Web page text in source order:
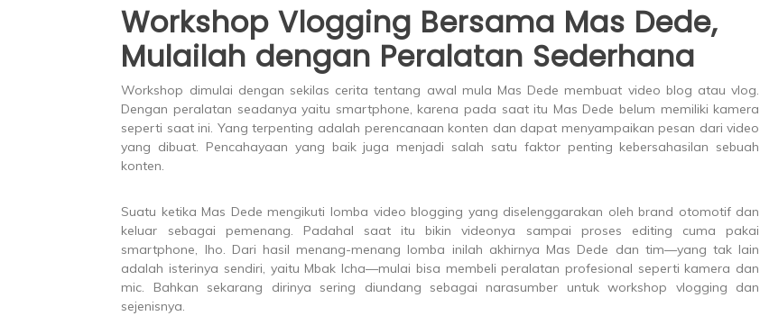
Workshop Vlogging Bersama Mas Dede,
Mulailah dengan Peralatan Sederhana
Workshop dimulai dengan sekilas cerita tentang awal mula Mas Dede membuat video blog atau vlog.
Dengan peralatan seadanya yaitu smartphone, karena pada saat itu Mas Dede belum memiliki kamera
seperti saat ini. Yang terpenting adalah perencanaan konten dan dapat menyampaikan pesan dari video
yang dibuat. Pencahayaan yang baik juga menjadi salah satu faktor penting kebersahasilan sebuah
konten.
Suatu ketika Mas Dede mengikuti lomba video blogging yang diselenggarakan oleh brand otomotif dan
keluar sebagai pemenang. Padahal saat itu bikin videonya sampai proses editing cuma pakai
smartphone, lho. Dari hasil menang-menang lomba inilah akhirnya Mas Dede dan tim—yang tak lain
adalah isterinya sendiri, yaitu Mbak Icha—mulai bisa membeli peralatan profesional seperti kamera dan
mic. Bahkan sekarang dirinya sering diundang sebagai narasumber untuk workshop vlogging dan
sejenisnya.